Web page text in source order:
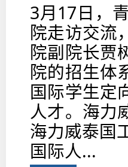
3月17日，
院走访交流
院副院长贾
院的招生体
国际学生定
人才。海力
海力威泰国
国际人...